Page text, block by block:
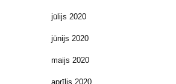
jūlijs 2020
jūnijs 2020
maijs 2020
aprīlis 2020